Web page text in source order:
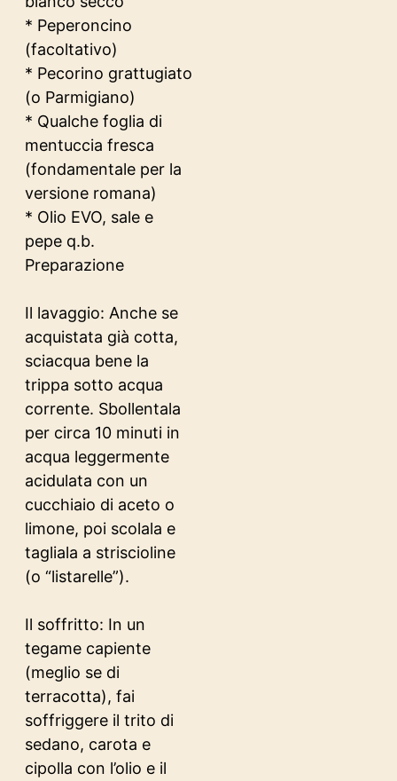
* Peperoncino
(facoltativo)
* Pecorino grattugiato
(o Parmigiano)
* Qualche foglia di
mentuccia fresca
(fondamentale per la
versione romana)
* Olio EVO, sale e
pepe q.b.
Preparazione
Il lavaggio: Anche se
acquistata già cotta,
sciacqua bene la
trippa sotto acqua
corrente. Sbollentala
per circa 10 minuti in
acqua leggermente
acidulata con un
cucchiaio di aceto o
limone, poi scolala e
tagliala a striscioline
(o “listarelle”).
Il soffritto: In un
tegame capiente
(meglio se di
terracotta), fai
soffriggere il trito di
sedano, carota e
cipolla con l’olio e il